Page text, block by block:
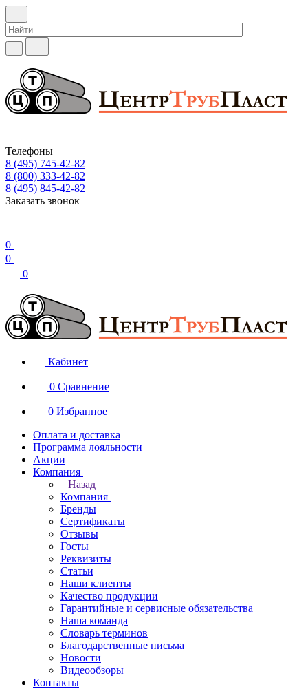
Телефоны
8 (495) 745-42-82
8 (800) 333-42-82
8 (495) 845-42-82
Заказать звонок
0
0
0
Кабинет
0 Сравнение
0 Избранное
Оплата и доставка
Программа лояльности
Акции
Компания
Назад
Компания
Бренды
Сертификаты
Отзывы
Госты
Реквизиты
Статьи
Наши клиенты
Качество продукции
Гарантийные и сервисные обязательства
Наша команда
Словарь терминов
Благодарственные письма
Новости
Видеообзоры
Контакты